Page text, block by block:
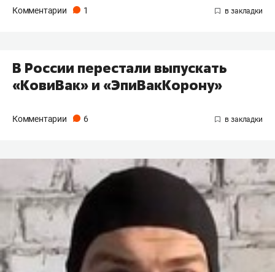
Комментарии 1
В России перестали выпускать
«КовиВак» и «ЭпиВакКорону»
Комментарии 6